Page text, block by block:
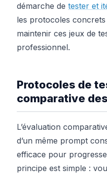
démarche de tester et
les protocoles
maintenir ces jeux de
professionnel.
Protocoles de
comparative
L’évaluation
d’un même prompt
efficace pour
principe est simple :